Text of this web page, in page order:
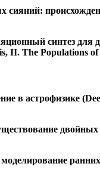
сияний:
синтез для
II. The Populations
в астрофизике
моделирование